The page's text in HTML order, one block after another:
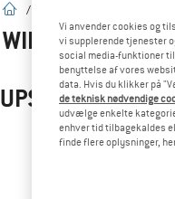
Hjemmeside
/
WILD COUNTRY
UPS! AKTUELT
...men vi har gode
Vi anvender cookies og
vi supplerende tjenester
social media-funktioner
benyttelse af vores
data. Hvis du klikker på
de teknisk nødvendige
udvælge enkelte
enhver tid tilbagekaldes
finde flere oplysninger,